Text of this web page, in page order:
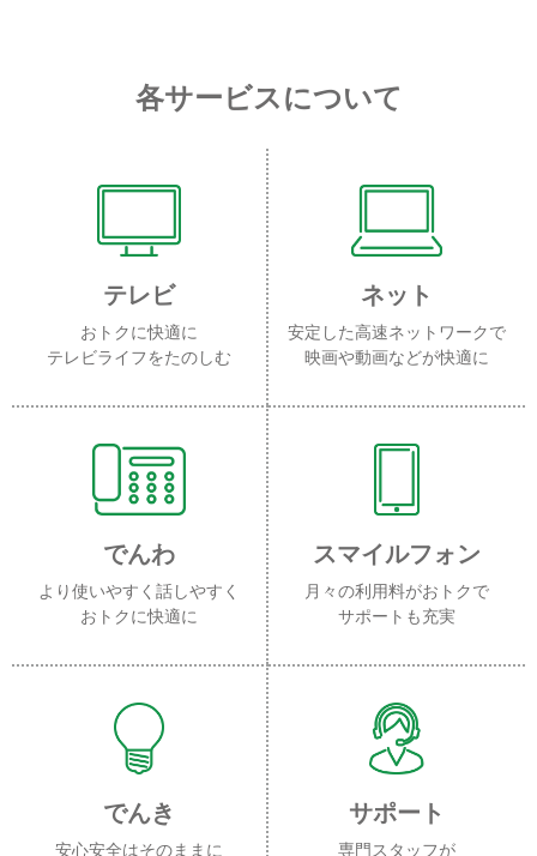
各サービスについて
テレビ
おトクに快適に
テレビライフをたのしむ
ネット
安定した高速ネットワークで
映画や動画などが快適に
でんわ
より使いやすく話しやすく
おトクに快適に
スマイルフォン
月々の利用料がおトクで
サポートも充実
でんき
安心安全はそのままに
サポート
専門スタッフが